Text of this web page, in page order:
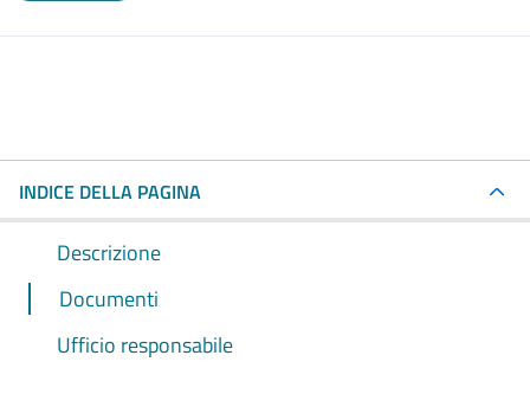
INDICE DELLA PAGINA
Descrizione
Documenti
Ufficio responsabile